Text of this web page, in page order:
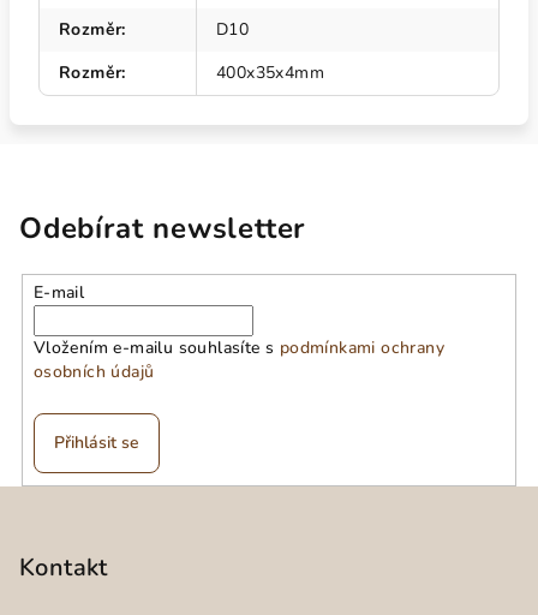
Rozměr:
D10
Rozměr: 400x35x4mm
Odebírat newsletter
E-mail
Vložením e-mailu souhlasíte s podmínkami ochrany
osobních údajů
Přihlásit se
Kontakt